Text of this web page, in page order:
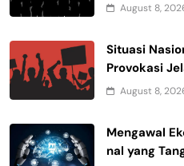
August 8,
Situasi
Provokasi
August 8,
Mengawal
nal yang